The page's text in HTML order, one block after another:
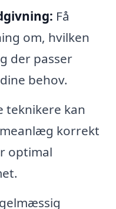
Få
om, hvilken
der passer
behov.
teknikere kan
korrekt
optimal